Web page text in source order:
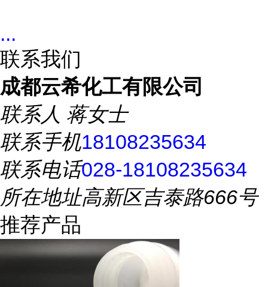
...
联系我们
成都云希化工有限公司
联系人 蒋女士
联系手机18108235634
联系电话028-18108235634
所在地址高新区吉泰路666号
推荐产品